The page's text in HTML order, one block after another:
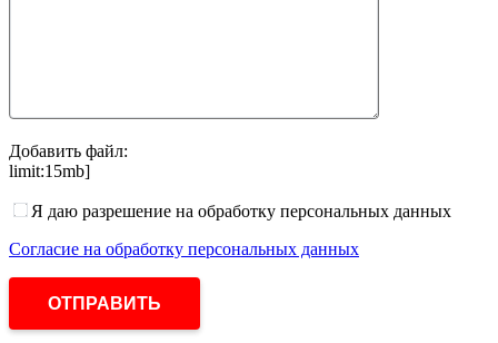
Добавить файл:
limit:15mb]
Я даю разрешение на обработку персональных данных
Согласие на обработку персональных данных